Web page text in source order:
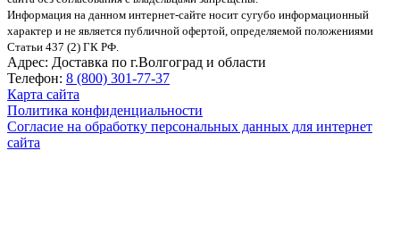
Информация на данном интернет-сайте носит сугубо информационный
характер и не является публичной офертой, определяемой положениями
Статьи 437 (2) ГК РФ.
Адрес: Доставка по г.Волгоград и области
Телефон: 8 (800) 301-77-37
Карта сайта
Политика конфиденциальности
Согласие на обработку персональных данных для интернет
сайта